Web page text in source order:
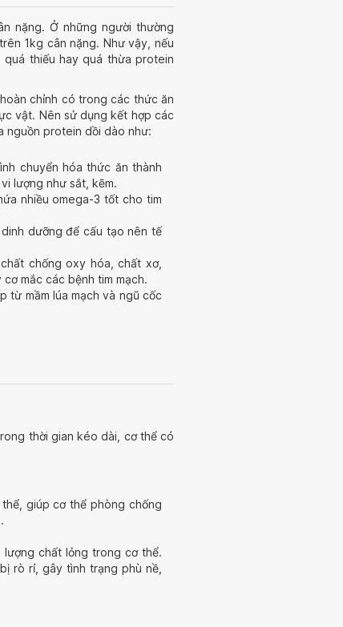
nặng. Ở những người thường
1kg cân nặng. Như vậy, nếu
thiếu hay quá thừa protein
chỉnh có trong các thức ăn
vật. Nên sử dụng kết hợp các
nguồn protein dồi dào như:
chuyển hóa thức ăn thành
lượng như sắt, kẽm.
nhiều omega-3 tốt cho tim
dưỡng để cấu tạo nên tế
chống oxy hóa, chất xơ,
mắc các bệnh tim mạch.
từ mầm lúa mạch và ngũ cốc
thời gian kéo dài, cơ thể có
giúp cơ thể phòng chống
chất lỏng trong cơ thể.
rò rỉ, gây tình trạng phù nề,